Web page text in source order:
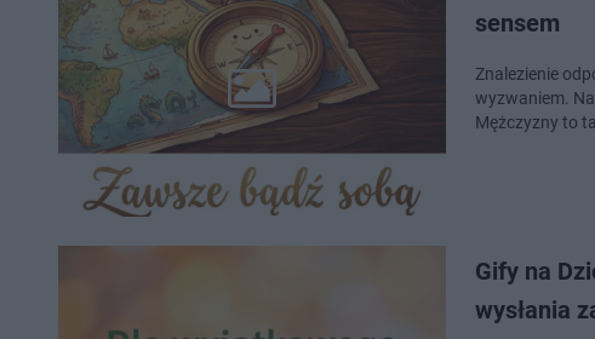
sensem
Znalezienie
wyzwaniem.
Mężczyzny to
Gify na
wysłania